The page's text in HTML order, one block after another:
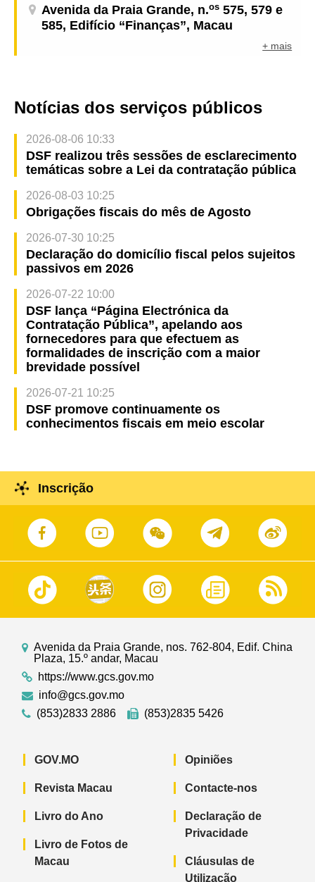
Avenida da Praia Grande, n.os 575, 579 e
585, Edifício “Finanças”, Macau
+ mais
Notícias dos serviços públicos
2026-08-06 10:33
DSF realizou três sessões de esclarecimento
temáticas sobre a Lei da contratação pública
2026-08-03 10:25
Obrigações fiscais do mês de Agosto
2026-07-30 10:25
Declaração do domicílio fiscal pelos sujeitos
passivos em 2026
2026-07-22 10:00
DSF lança “Página Electrónica da
Contratação Pública”, apelando aos
fornecedores para que efectuem as
formalidades de inscrição com a maior
brevidade possível
2026-07-21 10:25
DSF promove continuamente os
conhecimentos fiscais em meio escolar
Inscrição
Avenida da Praia Grande, nos. 762-804, Edif. China
Plaza, 15.º andar, Macau
https://www.gcs.gov.mo
info@gcs.gov.mo
(853)2833 2886
(853)2835 5426
GOV.MO
Revista Macau
Livro do Ano
Livro de Fotos de
Macau
Opiniões
Contacte-nos
Declaração de
Privacidade
Cláusulas de
Utilização